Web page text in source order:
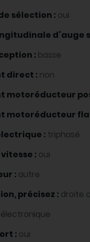
sélection : oui
d’auge
: basse
direct : non
motoréducteur
motoréducteur
: triphasé
: oui
: autre
précisez : droite
électronique
: oui